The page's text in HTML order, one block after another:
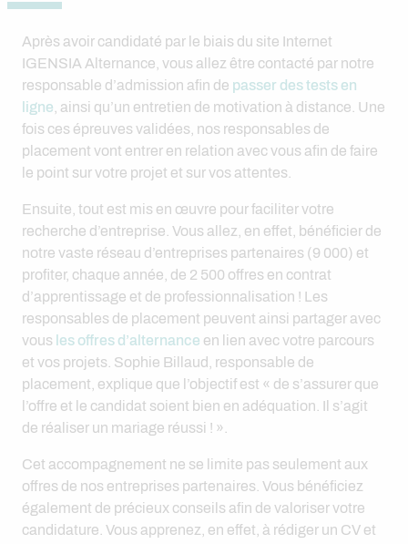
Après avoir candidaté par le biais du site Internet
IGENSIA Alternance, vous allez être contacté par notre
responsable d’admission afin de passer des tests en
ligne , ainsi qu’un entretien de motivation à distance. Une
fois ces épreuves validées, nos responsables de
placement vont entrer en relation avec vous afin de faire
le point sur votre projet et sur vos attentes.
Ensuite, tout est mis en œuvre pour faciliter votre
recherche d’entreprise. Vous allez, en effet, bénéficier de
notre vaste réseau d’entreprises partenaires (9 000) et
profiter, chaque année, de 2 500 offres en contrat
d’apprentissage et de professionnalisation ! Les
responsables de placement peuvent ainsi partager avec
vous les offres d’alternance en lien avec votre parcours
et vos projets. Sophie Billaud, responsable de
placement, explique que l’objectif est « de s’assurer que
l’offre et le candidat soient bien en adéquation. Il s’agit
de réaliser un mariage réussi ! ».
Cet accompagnement ne se limite pas seulement aux
offres de nos entreprises partenaires. Vous bénéficiez
également de précieux conseils afin de valoriser votre
candidature. Vous apprenez, en effet, à rédiger un CV et